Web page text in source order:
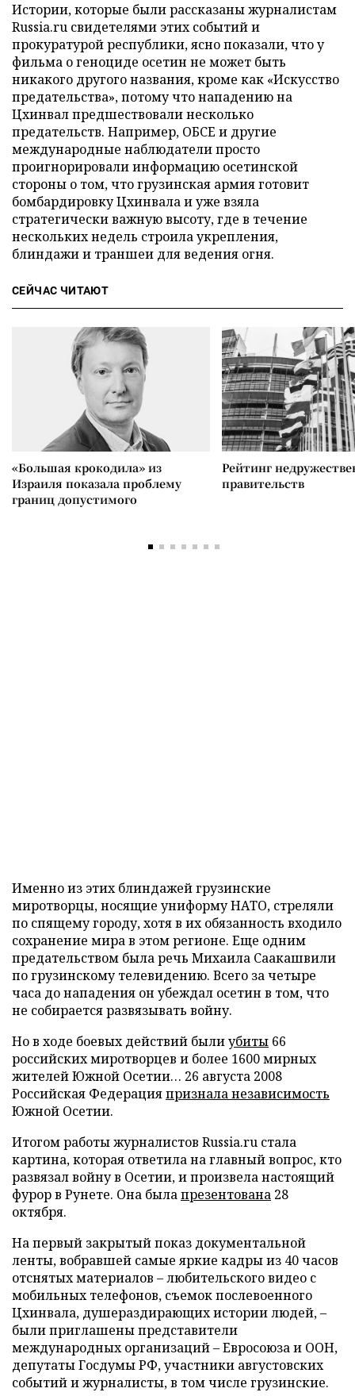
Истории, которые были рассказаны журналистам
Russia.ru свидетелями этих событий и
прокуратурой республики, ясно показали, что у
фильма о геноциде осетин не может быть
никакого другого названия, кроме как «Искусство
предательства», потому что нападению на
Цхинвал предшествовали несколько
предательств. Например, ОБСЕ и другие
международные наблюдатели просто
проигнорировали информацию осетинской
стороны о том, что грузинская армия готовит
бомбардировку Цхинвала и уже взяла
стратегически важную высоту, где в течение
нескольких недель строила укрепления,
блиндажи и траншеи для ведения огня.
СЕЙЧАС ЧИТАЮТ
«Большая крокодила» из
Израиля показала проблему
границ допустимого
Рейтинг
правительств
Именно из этих блиндажей грузинские
миротворцы, носящие униформу НАТО, стреляли
по спящему городу, хотя в их обязанность входило
сохранение мира в этом регионе. Еще одним
предательством была речь Михаила Саакашвили
по грузинскому телевидению. Всего за четыре
часа до нападения он убеждал осетин в том, что
не собирается развязывать войну.
Но в ходе боевых действий былиубиты 66
российских миротворцев и более 1600 мирных
жителей Южной Осетии… 26 августа 2008
Российская Федерацияпризнала независимость
Южной Осетии.
Итогом работы журналистов Russia.ru стала
картина, которая ответила на главный вопрос, кто
развязал войну в Осетии, и произвела настоящий
фурор в Рунете. Она былапрезентована 28
октября.
На первый закрытый показ документальной
ленты, вобравшей самые яркие кадры из 40 часов
отснятых материалов – любительского видео с
мобильных телефонов, съемок послевоенного
Цхинвала, душераздирающих истории людей, –
были приглашены представители
международных организаций – Евросоюза и ООН,
депутаты Госдумы РФ, участники августовских
событий и журналисты, в том числе грузинские.